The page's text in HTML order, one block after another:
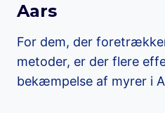
Aars
For dem, der
metoder, er der flere
bekæmpelse af myrer i